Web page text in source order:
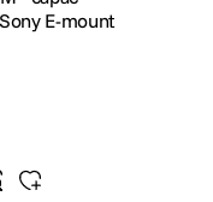
E-mount